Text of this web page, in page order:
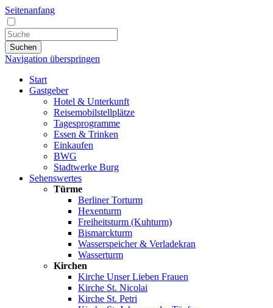
Seitenanfang
Suchen
Navigation überspringen
Start
Gastgeber
Hotel & Unterkunft
Reisemobilstellplätze
Tagesprogramme
Essen & Trinken
Einkaufen
BWG
Stadtwerke Burg
Sehenswertes
Türme
Berliner Torturm
Hexenturm
Freiheitsturm (Kuhturm)
Bismarckturm
Wasserspeicher & Verladekran
Wasserturm
Kirchen
Kirche Unser Lieben Frauen
Kirche St. Nicolai
Kirche St. Petri